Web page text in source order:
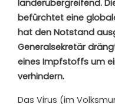
länderübergreifend.
befürchtet eine
hat den Notstand
Generalsekretär
eines Impfstoffs um
verhindern.
Das Virus (im